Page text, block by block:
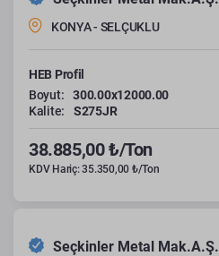
KONYA - SELÇUKLU
HEB Profil
Boyut:
300.00x12000.00
Kalite:
S275JR
38.885,00 ₺/Ton
KDV Hariç: 35.350,00 ₺/Ton
Seçkinler Metal Mak.A.Ş.